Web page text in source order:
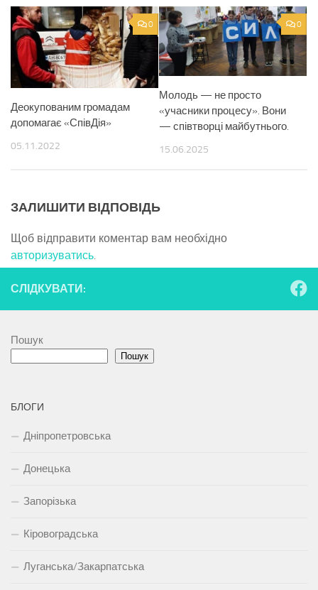
0
Деокупованим громадам
допомагає «СпівДія»
05.11.2022
0
Молодь — не просто
«учасники процесу». Вони
— співтворці майбутнього.
15.06.2025
ЗАЛИШИТИ ВІДПОВІДЬ
Щоб відправити коментар вам необхідно
авторизуватись
СЛІДКУВАТИ:
Пошук
Пошук
БЛОГИ
Дніпропетровська
Донецька
Запорізька
Кіровоградська
Луганська/Закарпатська